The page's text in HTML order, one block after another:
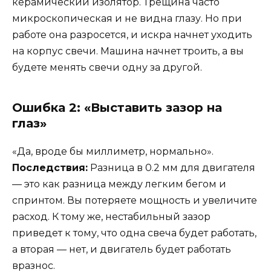
микроскопическая и не видна глазу. Но при
работе она разросется, и искра начнет уходить
на корпус свечи. Машина начнет троить, а вы
будете менять свечи одну за другой.
Ошибка 2: «Выставить зазор на
глаз»
«Да, вроде бы миллиметр, нормально».
Последствия: Разница в 0.2 мм для двигателя
— это как разница между легким бегом и
спринтом. Вы потеряете мощность и увеличите
расход. К тому же, нестабильный зазор
приведет к тому, что одна свеча будет работать,
а вторая — нет, и двигатель будет работать
вразнос.